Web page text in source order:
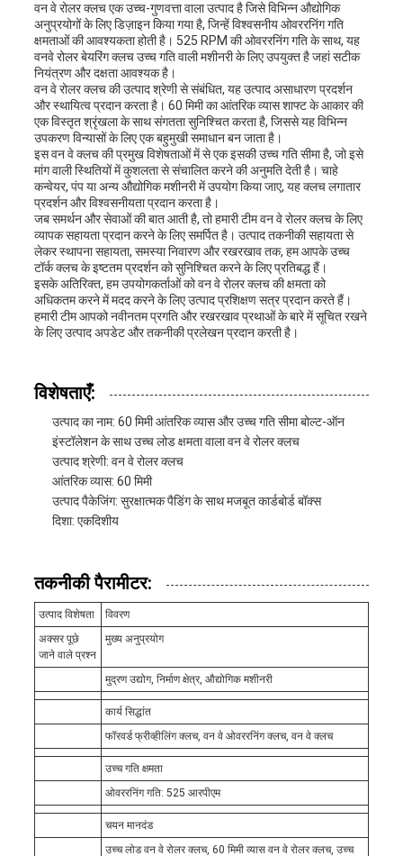
वन वे रोलर क्लच एक उच्च-गुणवत्ता वाला उत्पाद है जिसे विभिन्न औद्योगिक
अनुप्रयोगों के लिए डिज़ाइन किया गया है, जिन्हें विश्वसनीय ओवररनिंग गति
क्षमताओं की आवश्यकता होती है। 525 RPM की ओवररनिंग गति के साथ, यह
वनवे रोलर बेयरिंग क्लच उच्च गति वाली मशीनरी के लिए उपयुक्त है जहां सटीक
नियंत्रण और दक्षता आवश्यक है।
वन वे रोलर क्लच की उत्पाद श्रेणी से संबंधित, यह उत्पाद असाधारण प्रदर्शन
और स्थायित्व प्रदान करता है। 60 मिमी का आंतरिक व्यास शाफ्ट के आकार की
एक विस्तृत श्रृंखला के साथ संगतता सुनिश्चित करता है, जिससे यह विभिन्न
उपकरण विन्यासों के लिए एक बहुमुखी समाधान बन जाता है।
इस वन वे क्लच की प्रमुख विशेषताओं में से एक इसकी उच्च गति सीमा है, जो इसे
मांग वाली स्थितियों में कुशलता से संचालित करने की अनुमति देती है। चाहे
कन्वेयर, पंप या अन्य औद्योगिक मशीनरी में उपयोग किया जाए, यह क्लच लगातार
प्रदर्शन और विश्वसनीयता प्रदान करता है।
जब समर्थन और सेवाओं की बात आती है, तो हमारी टीम वन वे रोलर क्लच के लिए
व्यापक सहायता प्रदान करने के लिए समर्पित है। उत्पाद तकनीकी सहायता से
लेकर स्थापना सहायता, समस्या निवारण और रखरखाव तक, हम आपके उच्च
टॉर्क क्लच के इष्टतम प्रदर्शन को सुनिश्चित करने के लिए प्रतिबद्ध हैं।
इसके अतिरिक्त, हम उपयोगकर्ताओं को वन वे रोलर क्लच की क्षमता को
अधिकतम करने में मदद करने के लिए उत्पाद प्रशिक्षण सत्र प्रदान करते हैं।
हमारी टीम आपको नवीनतम प्रगति और रखरखाव प्रथाओं के बारे में सूचित रखने
के लिए उत्पाद अपडेट और तकनीकी प्रलेखन प्रदान करती है।
विशेषताएँ:
उत्पाद का नाम: 60 मिमी आंतरिक व्यास और उच्च गति सीमा बोल्ट-ऑन
इंस्टॉलेशन के साथ उच्च लोड क्षमता वाला वन वे रोलर क्लच
उत्पाद श्रेणी: वन वे रोलर क्लच
आंतरिक व्यास: 60 मिमी
उत्पाद पैकेजिंग: सुरक्षात्मक पैडिंग के साथ मजबूत कार्डबोर्ड बॉक्स
दिशा: एकदिशीय
तकनीकी पैरामीटर:
उत्पाद विशेषता
विवरण
अक्सर पूछे
जाने वाले प्रश्न
मुख्य अनुप्रयोग
मुद्रण उद्योग, निर्माण क्षेत्र, औद्योगिक मशीनरी
कार्य सिद्धांत
फॉरवर्ड फ्रीव्हीलिंग क्लच, वन वे ओवररनिंग क्लच, वन वे क्लच
उच्च गति क्षमता
ओवररनिंग गति: 525 आरपीएम
चयन मानदंड
उच्च लोड वन वे रोलर क्लच, 60 मिमी व्यास वन वे रोलर क्लच, उच्च